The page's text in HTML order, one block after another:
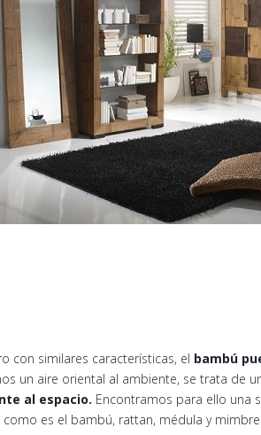
con similares características, el bambú
un aire oriental al ambiente, se trata de
al espacio. Encontramos para ello una
es el bambú, rattan, médula y